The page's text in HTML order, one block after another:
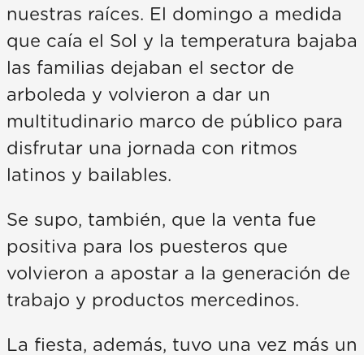
nuestras raíces. El domingo a medida
que caía el Sol y la temperatura bajaba
las familias dejaban el sector de
arboleda y volvieron a dar un
multitudinario marco de público para
disfrutar una jornada con ritmos
latinos y bailables.
Se supo, también, que la venta fue
positiva para los puesteros que
volvieron a apostar a la generación de
trabajo y productos mercedinos.
La fiesta, además, tuvo una vez más un